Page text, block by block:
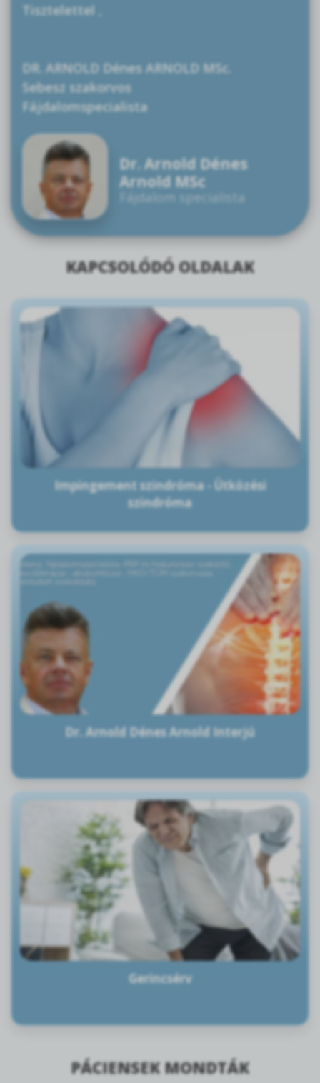
Tisztelettel ,
DR. ARNOLD Dénes ARNOLD MSc.
Sebesz szakorvos
Fájdalomspecialista
Dr. Arnold Dénes
Arnold MSc
Fájdalom specialista
KAPCSOLÓDÓ OLDALAK
Impingement szindróma - Ütközési
szindróma
Dr. Arnold Dénes Arnold Interjú
Gerincsérv
PÁCIENSEK MONDTÁK